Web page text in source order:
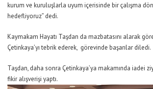
kurum ve kuruluşlarla uyum içerisinde bir çalışma
hedefliyoruz” dedi.
Kaymakam Hayatı Taşdan da mazbatasını alarak
Çetinkaya’yı tebrik ederek, görevinde başarılar diledi.
Taşdan, daha sonra Çetinkaya’ya makamında iadei
fikir alışverişi yaptı.